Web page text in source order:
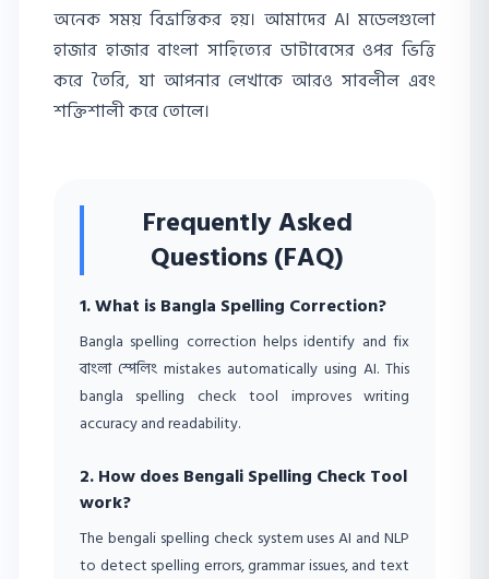
অনেক সময় বিভ্রান্তিকর হয়। আমাদের AI মডেলগুলো
হাজার হাজার বাংলা সাহিত্যের ডাটাবেসের ওপর ভিত্তি
করে তৈরি, যা আপনার লেখাকে আরও সাবলীল এবং
শক্তিশালী করে তোলে।
Frequently Asked
Questions (FAQ)
1. What is Bangla Spelling Correction?
Bangla spelling correction helps identify and fix
বাংলা স্পেলিং mistakes automatically using AI. This
bangla spelling check tool improves writing
accuracy and readability.
2. How does Bengali Spelling Check Tool
work?
The bengali spelling check system uses AI and NLP
to detect spelling errors, grammar issues, and text